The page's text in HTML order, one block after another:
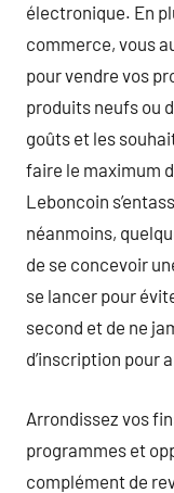
électronique. En
commerce, vous
pour vendre vos
produits neufs ou
goûts et les
faire le maximum
Leboncoin
néanmoins,
de se concevoir
se lancer pour
second et de ne
d’inscription pour
Arrondissez vos
programmes et
complément de